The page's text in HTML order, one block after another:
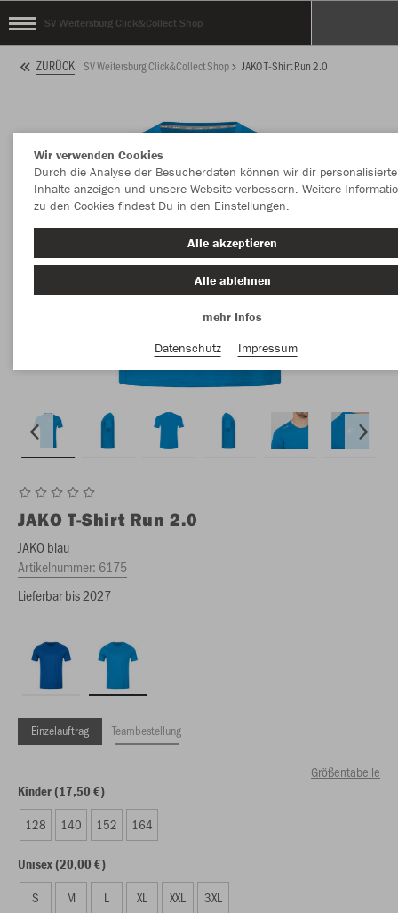
SV Weitersburg Click&Collect Shop
ZURÜCK SV Weitersburg Click&Collect Shop JAKO T-Shirt Run 2.0
JAKO T-Shirt Run 2.0
JAKO blau
Artikelnummer: 6175
Lieferbar bis 2027
Einzelauftrag Teambestellung
Größentabelle
Kinder (17,50 €)
128 140 152 164
Unisex (20,00 €)
S M L XL XXL 3XL
Wir verwenden Cookies
Durch die Analyse der Besucherdaten können wir dir personalisierte
Inhalte anzeigen und unsere Website verbessern. Weitere
zu den Cookies findest Du in den Einstellungen.
Alle akzeptieren
Alle ablehnen
mehr Infos
Datenschutz
Impressum